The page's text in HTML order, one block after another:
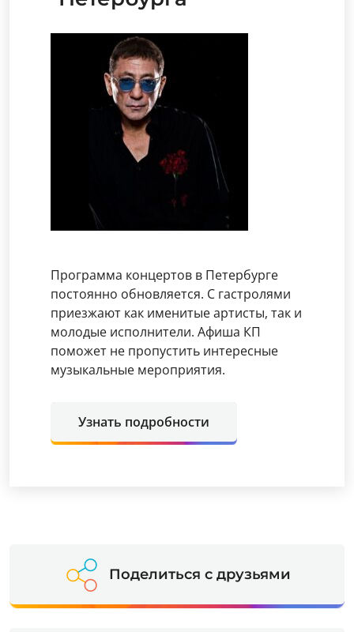
Программа концертов в Петербурге
постоянно обновляется. С гастролями
приезжают как именитые артисты, так и
молодые исполнители. Афиша КП
поможет не пропустить интересные
музыкальные мероприятия.
Узнать подробности
Поделиться с друзьями